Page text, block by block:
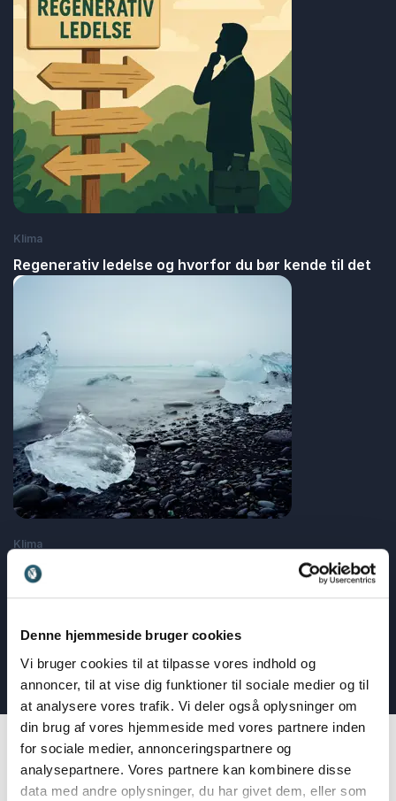
Denne hjemmeside bruger cookies
Vi bruger cookies til at tilpasse vores indhold og
annoncer, til at vise dig funktioner til sociale medier og til
at analysere vores trafik. Vi deler også oplysninger om
din brug af vores hjemmeside med vores partnere inden
for sociale medier, annonceringspartnere og
analysepartnere. Vores partnere kan kombinere disse
data med andre oplysninger, du har givet dem, eller som
Klima
Regenerativ ledelse og hvorfor du bør kende til det
: Regenerativ ledelse og hvorfor du bør
Klima
Top-foredragsholdere indenfor klima og miljø
Læs blogindlæg: Top-foredragsholdere indenfor klima og